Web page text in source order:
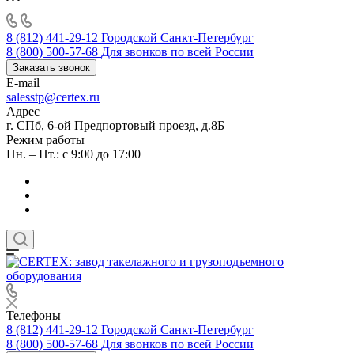
8 (812) 441-29-12 Городской Санкт-Петербург
8 (800) 500-57-68 Для звонков по всей России
Заказать звонок
E-mail
salesstp@certex.ru
Адрес
г. СПб, 6-ой Предпортовый проезд, д.8Б
Режим работы
Пн. – Пт.: с 9:00 до 17:00
Телефоны
8 (812) 441-29-12 Городской Санкт-Петербург
8 (800) 500-57-68 Для звонков по всей России